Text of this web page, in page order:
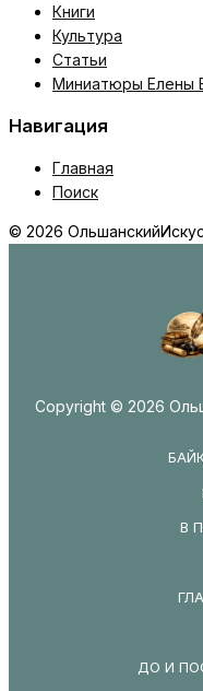
Книги
Культура
Статьи
Миниатюры Елены
Навигация
Главная
Поиск
© 2026 Ольшанский
Copyright © 2026
В
ДО И